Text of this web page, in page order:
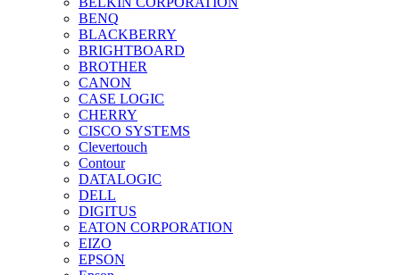
BENQ
BLACKBERRY
BRIGHTBOARD
BROTHER
CANON
CASE LOGIC
CHERRY
CISCO SYSTEMS
Clevertouch
Contour
DATALOGIC
DELL
DIGITUS
EATON CORPORATION
EIZO
EPSON